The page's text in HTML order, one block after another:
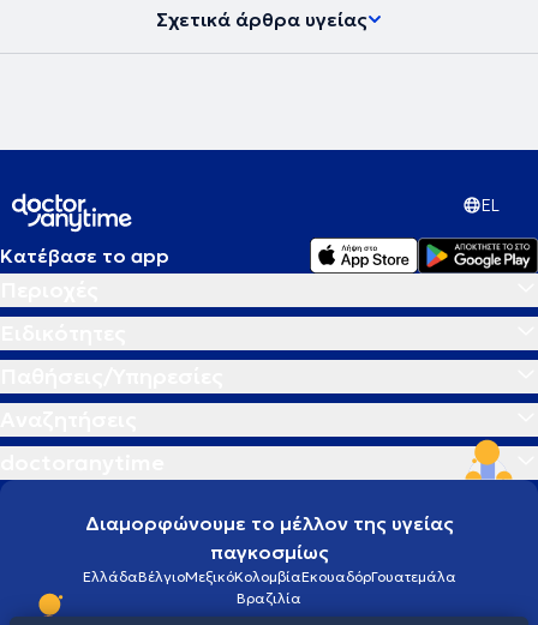
Σχετικά άρθρα υγείας
EL
Κατέβασε το app
Διαμορφώνουμε το μέλλον της υγείας
παγκοσμίως
ΕλλάδαΒέλγιοΜεξικόΚολομβίαΕκουαδόρΓουατεμάλα
Βραζιλία